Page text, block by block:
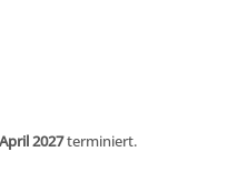
2027terminiert.